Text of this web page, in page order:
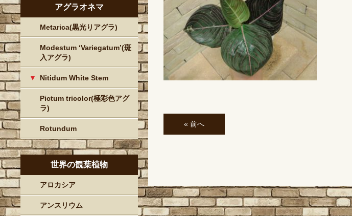
« 前へ
アグラオネマ
Metarica(黒光りアグラ)
Modestum ‘Variegatum’(斑
入アグラ)
Nitidum White Stem
Pictum tricolor(極彩色アグ
ラ)
Rotundum
世界の観葉植物
アロカシア
アンスリウム